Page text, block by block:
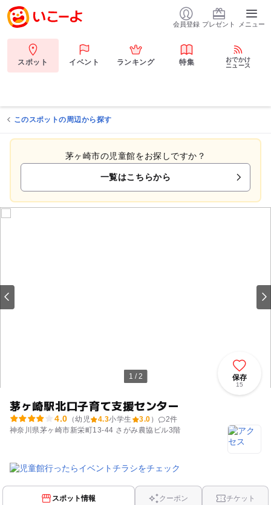
会員登録 プレゼント メニュー
スポット イベント ランキング 特集
おでかけ
ニュース
このスポットの周辺から探す
茅ヶ崎市の児童館をお探しですか？
一覧はこちらから
1 / 2
茅ヶ崎駅北口子育て支援センター
4.0 （幼児 4.3小学生 3.0 ） 2件
神奈川県茅ヶ崎市新栄町13-44 さがみ農協ビル3階
保存
15
スポット情報 クーポン チケット